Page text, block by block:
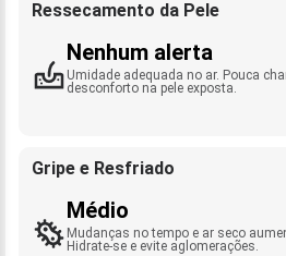
Ressecamento da Pele
Nenhum alerta
Umidade adequada no ar. Pouca
desconforto na pele exposta.
Gripe e Resfriado
Médio
Mudanças no tempo e ar seco
Hidrate-se e evite aglomerações.